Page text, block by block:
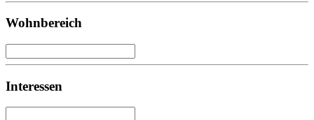
Wohnbereich
Interessen